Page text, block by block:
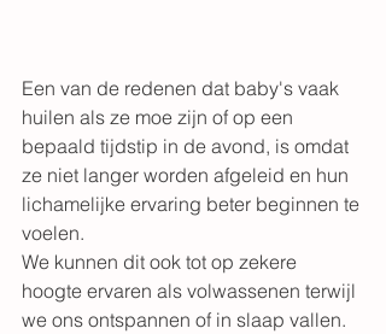
Een van de redenen dat baby's vaak
huilen als ze moe zijn of op een
bepaald tijdstip in de avond, is omdat
ze niet langer worden afgeleid en hun
lichamelijke ervaring beter beginnen te
voelen.
We kunnen dit ook tot op zekere
hoogte ervaren als volwassenen terwijl
we ons ontspannen of in slaap vallen.